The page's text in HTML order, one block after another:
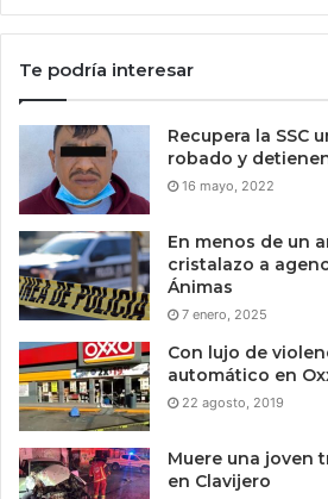
Te podría interesar
Recupera la SSC
robado y
16 mayo, 2022
En menos de un
cristalazo a
Ánimas
7 enero, 2025
Con lujo de
automático en
22 agosto, 2019
Muere una joven
en Clavijero